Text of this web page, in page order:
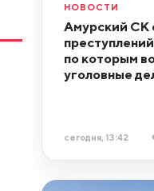
НОВОСТИ
Амурский СК
по которым
уголовные
сегодня, 13:42